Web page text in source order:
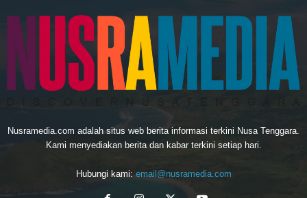
Nusramedia.com adalah situs web berita informasi terkini Nusa Tenggara.
Kami menyediakan berita dan kabar terkini setiap hari.
Hubungi kami: email@nusramedia.com